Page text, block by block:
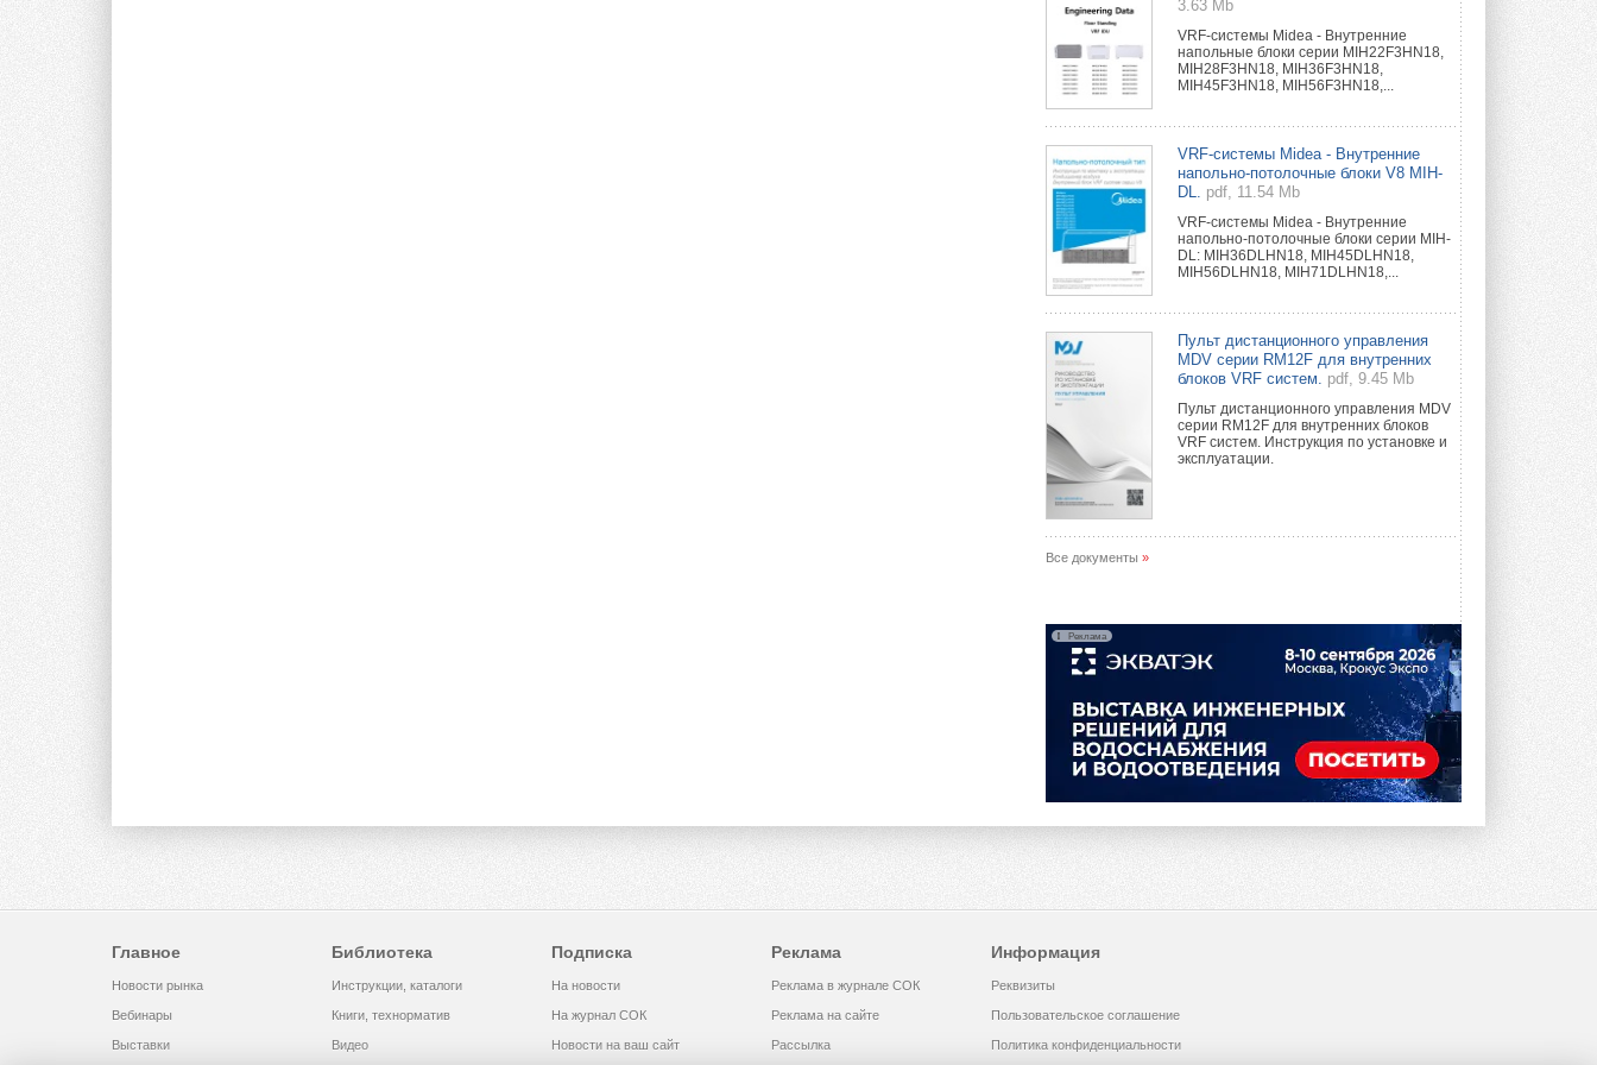
3.63 Mb
VRF-системы Midea - Внутренние
напольные блоки серии MIH22F3HN18,
MIH28F3HN18, MIH36F3HN18,
MIH45F3HN18, MIH56F3HN18,...
VRF-системы Midea - Внутренние
напольно-потолочные блоки V8 MIH-
DL.
pdf, 11.54 Mb
VRF-системы Midea - Внутренние
напольно-потолочные блоки серии MIH-
DL: MIH36DLHN18, MIH45DLHN18,
MIH56DLHN18, MIH71DLHN18,...
Пульт дистанционного управления
MDV серии RM12F для внутренних
блоков VRF систем.
pdf, 9.45 Mb
Пульт дистанционного управления MDV
серии RM12F для внутренних блоков
VRF систем. Инструкция по установке и
эксплуатации.
Все документы »
Реклама
Главное
Новости рынка
Вебинары
Выставки
Библиотека
Инструкции, каталоги
Книги, технорматив
Видео
Подписка
На новости
На журнал СОК
Новости на ваш сайт
Реклама
Реклама в журнале СОК
Реклама на сайте
Рассылка
Информация
Реквизиты
Пользовательское соглашение
Политика конфиденциальности